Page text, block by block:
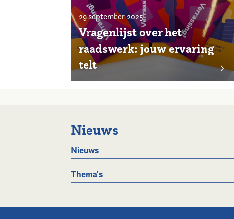
29 september 2025
Vragenlijst over het
raadswerk: jouw ervaring
telt
Nieuws
Nieuws
Thema's